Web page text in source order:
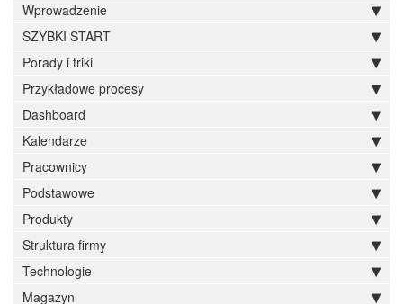
Wprowadzenie
SZYBKI START
Porady i triki
Przykładowe procesy
Dashboard
Kalendarze
Pracownicy
Podstawowe
Produkty
Struktura firmy
Technologie
Magazyn